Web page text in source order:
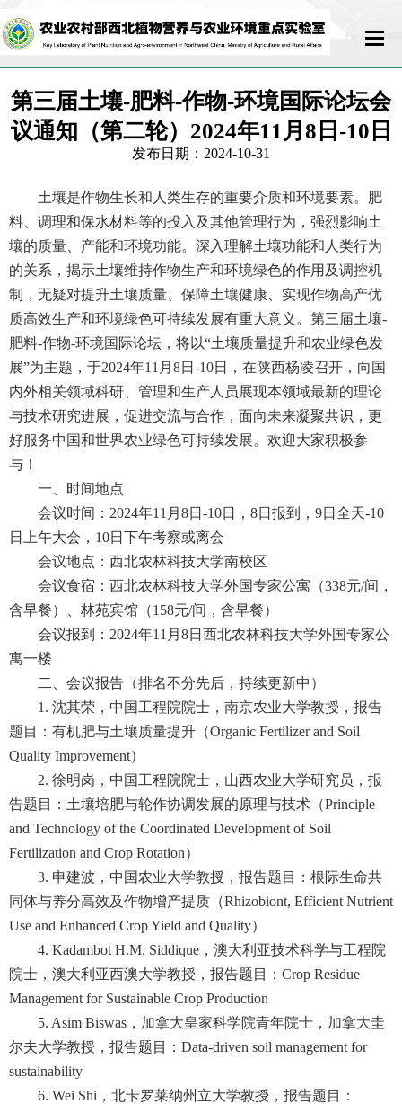
首页
实验室概况
科学研究
开放交流
运行管理
联系我们
第三届土壤-肥料-作物-环境国际论坛会
议通知（第二轮）2024年11月8日-10日
发布日期：2024-10-31
土壤是作物生长和人类生存的重要介质和环境要素。肥
料、调理和保水材料等的投入及其他管理行为，强烈影响土
壤的质量、产能和环境功能。深入理解土壤功能和人类行为
的关系，揭示土壤维持作物生产和环境绿色的作用及调控机
制，无疑对提升土壤质量、保障土壤健康、实现作物高产优
质高效生产和环境绿色可持续发展有重大意义。第三届土壤-
肥料-作物-环境国际论坛，将以“土壤质量提升和农业绿色发
展”为主题，于2024年11月8日-10日，在陕西杨凌召开，向国
内外相关领域科研、管理和生产人员展现本领域最新的理论
与技术研究进展，促进交流与合作，面向未来凝聚共识，更
好服务中国和世界农业绿色可持续发展。欢迎大家积极参
与！
一、时间地点
会议时间：2024年11月8日-10日，8日报到，9日全天-10
日上午大会，10日下午考察或离会
会议地点：西北农林科技大学南校区
会议食宿：西北农林科技大学外国专家公寓（338元/间，
含早餐）、林苑宾馆（158元/间，含早餐）
会议报到：2024年11月8日西北农林科技大学外国专家公
寓一楼
二、会议报告（排名不分先后，持续更新中）
1. 沈其荣，中国工程院院士，南京农业大学教授，报告
题目：有机肥与土壤质量提升（Organic Fertilizer and Soil
Quality Improvement）
2. 徐明岗，中国工程院院士，山西农业大学研究员，报
告题目：土壤培肥与轮作协调发展的原理与技术（Principle
and Technology of the Coordinated Development of Soil
Fertilization and Crop Rotation）
3. 申建波，中国农业大学教授，报告题目：根际生命共
同体与养分高效及作物增产提质（Rhizobiont, Efficient Nutrient
Use and Enhanced Crop Yield and Quality）
4. Kadambot H.M. Siddique，澳大利亚技术科学与工程院
院士，澳大利亚西澳大学教授，报告题目：Crop Residue
Management for Sustainable Crop Production
5. Asim Biswas，加拿大皇家科学院青年院士，加拿大圭
尔夫大学教授，报告题目：Data-driven soil management for
sustainability
6. Wei Shi，北卡罗莱纳州立大学教授，报告题目：